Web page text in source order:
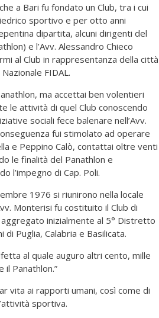
a Bari fu fondato un Club, tra i cui
sportivo e per otto anni
dipartita, alcuni dirigenti del
e l’Avv. Alessandro Chieco
al Club in rappresentanza della città
FIDAL.
ma accettai ben volentieri
le attività di quel Club conoscendo
sociali fece balenare nell’Avv.
fui stimolato ad operare
e Peppino Calò, contattai oltre venti
le finalità del Panathlon e
l’impegno di Cap. Poli.
1976 si riunirono nella locale
Monterisi fu costituito il Club di
inizialmente al 5° Distretto
Puglia, Calabria e Basilicata.
al quale auguro altri cento, mille
il Panathlon.”
vita ai rapporti umani, così come di
sportiva.